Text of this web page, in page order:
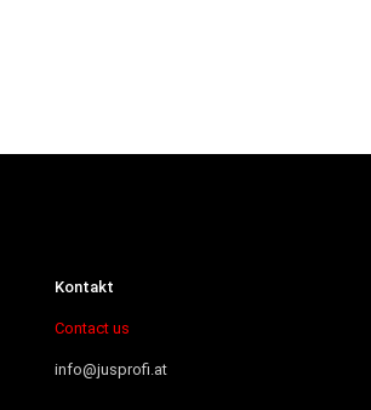
Kontakt
Contact us
info@jusprofi.at